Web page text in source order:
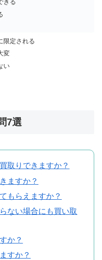
きる
限定される
変
い
7選
取りできますか？
ますか？
もらえますか？
ない場合にも買い取
か？
すか？